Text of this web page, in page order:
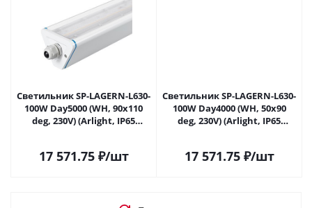
Светильник SP-LAGERN-L630-
100W Day5000 (WH, 90х110
deg, 230V) (Arlight, IP65
17 571.75₽/шт
Светильник SP-LAGERN-L630-
100W Day4000 (WH, 50х90
deg, 230V) (Arlight, IP65
17 571.75₽/шт